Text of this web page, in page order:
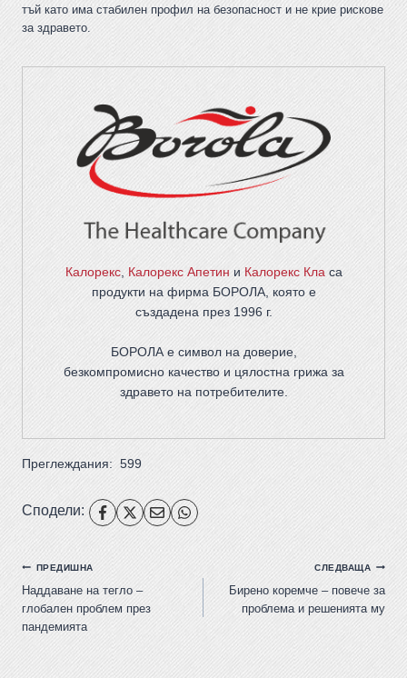
тъй като има стабилен профил на безопасност и не крие рискове
за здравето.
Калорекс, Калорекс Апетин и Калорекс Класа
продукти на фирма БОРОЛА, която е
създадена през 1996 г.
БОРОЛА е символ на доверие,
безкомпромисно качество и цялостна грижа за
здравето на потребителите.
Преглеждания: 599
Сподели:
ПРЕДИШНА
Наддаване на тегло –
глобален проблем през
пандемията
СЛЕДВАЩА
Бирено коремче – повече за
проблема и решенията му